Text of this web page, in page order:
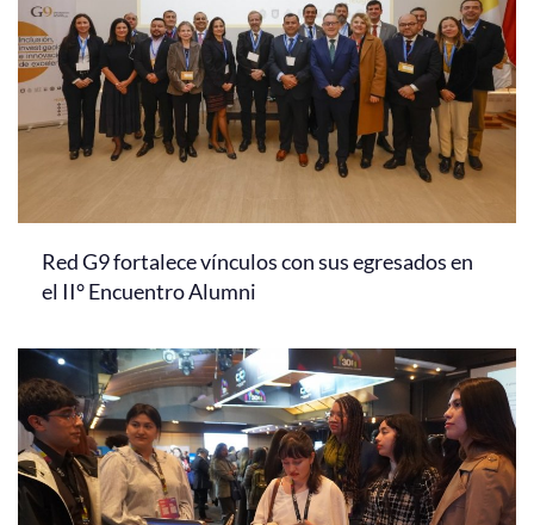
Red G9 fortalece vínculos con sus egresados en
el II° Encuentro Alumni